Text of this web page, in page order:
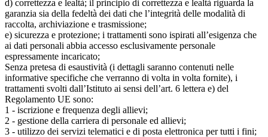
d) correttezza e lealtà; il principio di correttezza e lealtà riguarda la
garanzia sia della fedeltà dei dati che l’integrità delle modalità di
raccolta, archiviazione e trasmissione;
e) sicurezza e protezione; i trattamenti sono ispirati all’esigenza che
ai dati personali abbia accesso esclusivamente personale
espressamente incaricato;
Senza pretesa di esaustività (i dettagli saranno contenuti nelle
informative specifiche che verranno di volta in volta fornite), i
trattamenti svolti dall’Istituto ai sensi dell’art. 6 lettera e) del
Regolamento UE sono:
1 - iscrizione e frequenza degli allievi;
2 - gestione della carriera di personale ed allievi;
3 - utilizzo dei servizi telematici e di posta elettronica per tutti i fini;